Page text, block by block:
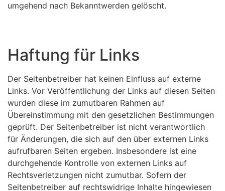
umgehend nach Bekanntwerden gelöscht.
Haftung für Links
Der Seitenbetreiber hat keinen Einfluss auf externe
Links. Vor Veröffentlichung der Links auf diesen Seiten
wurden diese im zumutbaren Rahmen auf
Übereinstimmung mit den gesetzlichen Bestimmungen
geprüft. Der Seitenbetreiber ist nicht verantwortlich
für Änderungen, die sich auf den über externen Links
aufrufbaren Seiten ergeben. Insbesondere ist eine
durchgehende Kontrolle von externen Links auf
Rechtsverletzungen nicht zumutbar. Sofern der
Seitenbetreiber auf rechtswidrige Inhalte hingewiesen